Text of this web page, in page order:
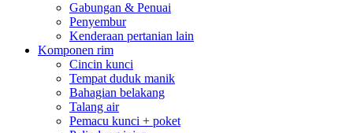
Gabungan & Penuai
Penyembur
Kenderaan pertanian lain
Komponen rim
Cincin kunci
Tempat duduk manik
Bahagian belakang
Talang air
Pemacu kunci + poket